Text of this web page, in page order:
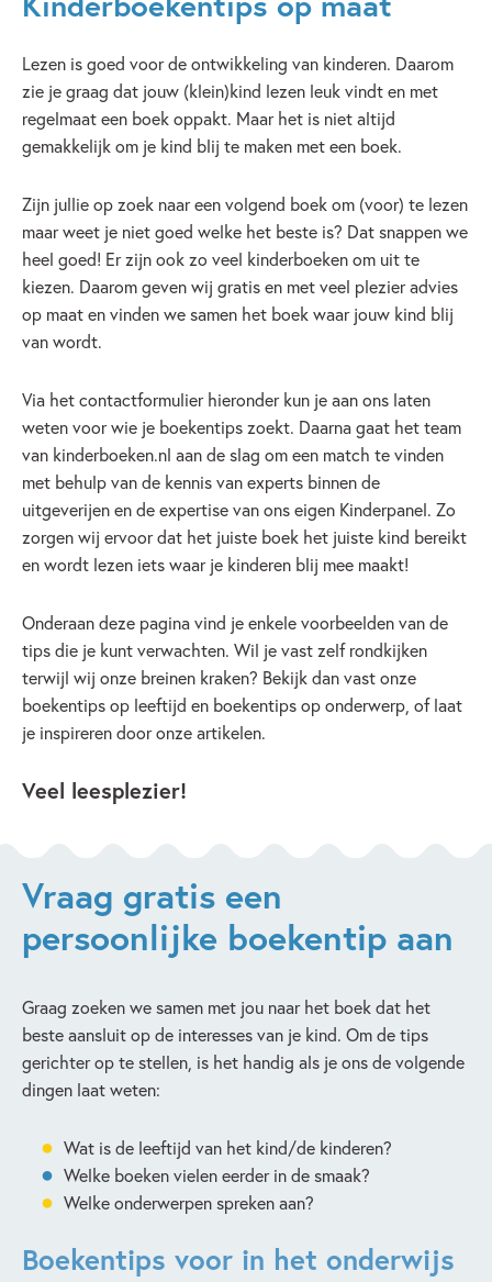
Lezen is goed voor de ontwikkeling van kinderen. Daarom
zie je graag dat jouw (klein)kind lezen leuk vindt en met
regelmaat een boek oppakt. Maar het is niet altijd
gemakkelijk om je kind blij te maken met een boek.
Zijn jullie op zoek naar een volgend boek om (voor) te lezen
maar weet je niet goed welke het beste is? Dat snappen we
heel goed! Er zijn ook zo veel kinderboeken om uit te
kiezen. Daarom geven wij gratis en met veel plezier advies
op maat en vinden we samen het boek waar jouw kind blij
van wordt.
Via het contactformulier hieronder kun je aan ons laten
weten voor wie je boekentips zoekt. Daarna gaat het team
van kinderboeken.nl aan de slag om een match te vinden
met behulp van de kennis van experts binnen de
uitgeverijen en de expertise van ons eigen Kinderpanel. Zo
zorgen wij ervoor dat het juiste boek het juiste kind bereikt
en wordt lezen iets waar je kinderen blij mee maakt!
Onderaan deze pagina vind je enkele voorbeelden van de
tips die je kunt verwachten. Wil je vast zelf rondkijken
terwijl wij onze breinen kraken? Bekijk dan vast onze
boekentips op leeftijd en boekentips op onderwerp, of laat
je inspireren door onze artikelen.
Veel leesplezier!
Vraag gratis een
persoonlijke boekentip aan
Graag zoeken we samen met jou naar het boek dat het
beste aansluit op de interesses van je kind. Om de tips
gerichter op te stellen, is het handig als je ons de volgende
dingen laat weten:
Wat is de leeftijd van het kind/de kinderen?
Welke boeken vielen eerder in de smaak?
Welke onderwerpen spreken aan?
Boekentips voor in het onderwijs